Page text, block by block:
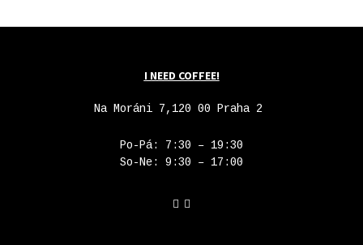
I NEED COFFEE!
Na Moráni 7,120 00 Praha 2
Po-Pá: 7:30 – 19:30
So-Ne: 9:30 – 17:00